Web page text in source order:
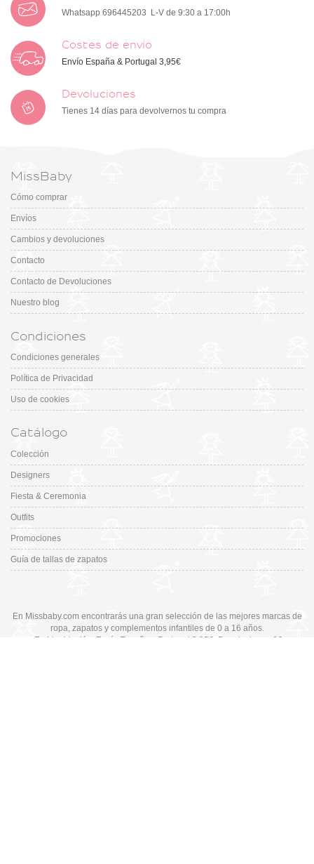
Whatsapp 696445203 L-V de 9:30 a 17:00h
Costes de envío
Envío España & Portugal 3,95€
Devoluciones
Tienes 14 días para devolvernos tu compra
MissBaby
Cómo comprar
Envíos
Cambios y devoluciones
Contacto
Contacto de Devoluciones
Nuestro blog
Condiciones
Condiciones generales
Política de Privacidad
Uso de cookies
Catálogo
Colección
Designers
Fiesta & Ceremonia
Outfits
Promociones
Guía de tallas de zapatos
En Missbaby.com encontrarás una gran selección de las mejores marcas de
ropa, zapatos y complementos infantiles de 0 a 16 años.
En Liquidación: Envío
España y Portugal 3,95€ , Devoluciones 6€